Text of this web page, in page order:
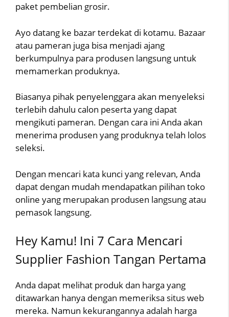
paket pembelian grosir.
Ayo datang ke bazar terdekat di kotamu. Bazaar
atau pameran juga bisa menjadi ajang
berkumpulnya para produsen langsung untuk
memamerkan produknya.
Biasanya pihak penyelenggara akan menyeleksi
terlebih dahulu calon peserta yang dapat
mengikuti pameran. Dengan cara ini Anda akan
menerima produsen yang produknya telah lolos
seleksi.
Dengan mencari kata kunci yang relevan, Anda
dapat dengan mudah mendapatkan pilihan toko
online yang merupakan produsen langsung atau
pemasok langsung.
Hey Kamu! Ini 7 Cara Mencari
Supplier Fashion Tangan Pertama
Anda dapat melihat produk dan harga yang
ditawarkan hanya dengan memeriksa situs web
mereka. Namun kekurangannya adalah harga